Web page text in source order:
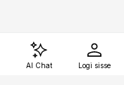
AI Chat Logi sisse